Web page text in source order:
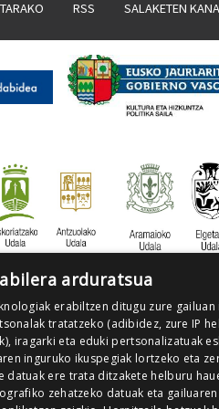
RSS SALAKETEN
arduratsua
erabiltzen ditugu zure
tratatzeko (adibidez, zure IP
iragarki eta eduki pertsonalizatuak
inguruko ikuspegiak lortzeko eta
datuak ere trata ditzakete helburu
zehatzeko datuak eta